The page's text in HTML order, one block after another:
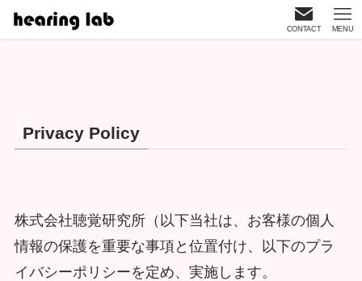
CONTACT MENU
Privacy Policy
株式会社聴覚研究所（以下当社は、お客様の個人
情報の保護を重要な事項と位置付け、以下のプラ
イバシーポリシーを定め、実施します。